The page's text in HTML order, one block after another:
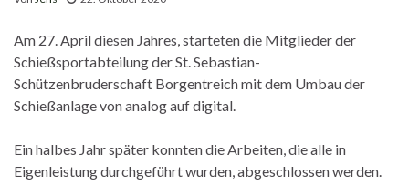
Am 27. April diesen Jahres, starteten die Mitglieder der
Schießsportabteilung der St. Sebastian-
Schützenbruderschaft Borgentreich mit dem Umbau der
Schießanlage von analog auf digital.
Ein halbes Jahr später konnten die Arbeiten, die alle in
Eigenleistung durchgeführt wurden, abgeschlossen werden.